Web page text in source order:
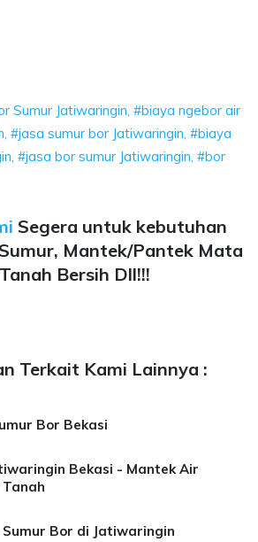
Sumur Jatiwaringin, #biaya ngebor air
#jasa sumur bor Jatiwaringin, #biaya
#jasa bor sumur Jatiwaringin, #bor
Segera untuk kebutuhan
Mantek/Pantek Mata
Bersih Dll!!!
Terkait Kami Lainnya :
Bor Bekasi
Bekasi - Mantek Air
Bor di Jatiwaringin